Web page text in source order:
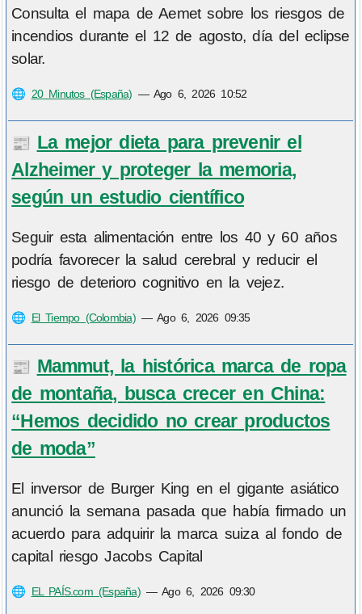
Consulta el mapa de Aemet sobre los riesgos de
incendios durante el 12 de agosto, día del eclipse
solar.
🌐 20 Minutos (España) —Ago 6, 2026 10:52
📰 La mejor dieta para prevenir el
Alzheimer y proteger la memoria,
según un estudio científico
Seguir esta alimentación entre los 40 y 60 años
podría favorecer la salud cerebral y reducir el
riesgo de deterioro cognitivo en la vejez.
🌐 El Tiempo (Colombia)—Ago 6, 2026 09:35
📰 Mammut, la histórica marca de ropa
de montaña, busca crecer en China:
“Hemos decidido no crear productos
de moda”
El inversor de Burger King en el gigante asiático
anunció la semana pasada que había firmado un
acuerdo para adquirir la marca suiza al fondo de
capital riesgo Jacobs Capital
🌐 EL PAÍS.com (España)—Ago 6, 2026 09:30